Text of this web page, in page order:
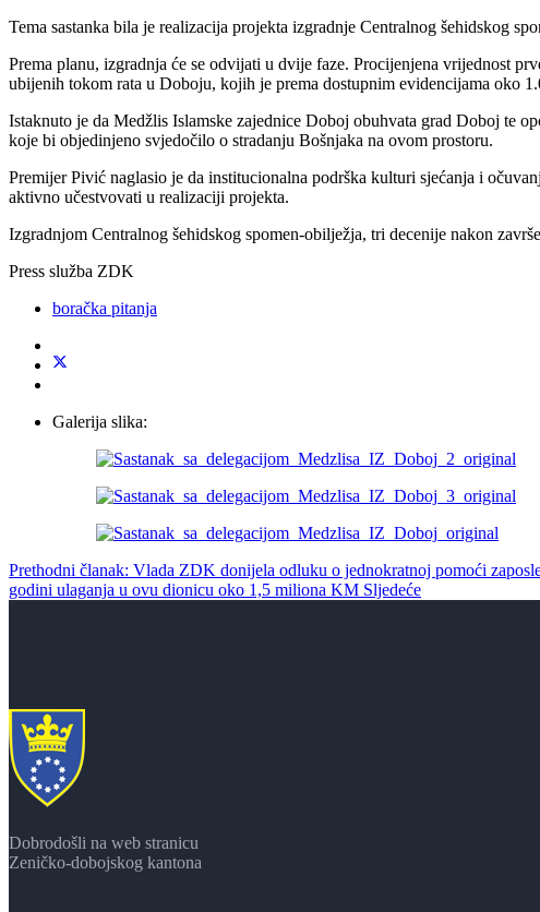
Tema sastanka bila je realizacija projekta izgradnje Centralnog šehidskog
Prema planu, izgradnja će se odvijati u dvije faze. Procijenjena vrijednost
ubijenih tokom rata u Doboju, kojih je prema dostupnim evidencijama oko
Istaknuto je da Medžlis Islamske zajednice Doboj obuhvata grad Doboj te
koje bi objedinjeno svjedočilo o stradanju Bošnjaka na ovom prostoru.
Premijer Pivić naglasio je da institucionalna podrška kulturi sjećanja i
aktivno učestvovati u realizaciji projekta.
Izgradnjom Centralnog šehidskog spomen-obilježja, tri decenije nakon
Press služba ZDK
boračka pitanja
Galerija slika:
Prethodni članak: Vlada ZDK donijela odluku o jednokratnoj pomoći
godini ulaganja u ovu dionicu oko 1,5 miliona KM Sljedeće
Dobrodošli na web stranicu
Zeničko-dobojskog kantona